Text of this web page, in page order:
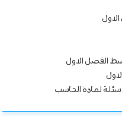
الفصل الاول
لمادة الحاسب